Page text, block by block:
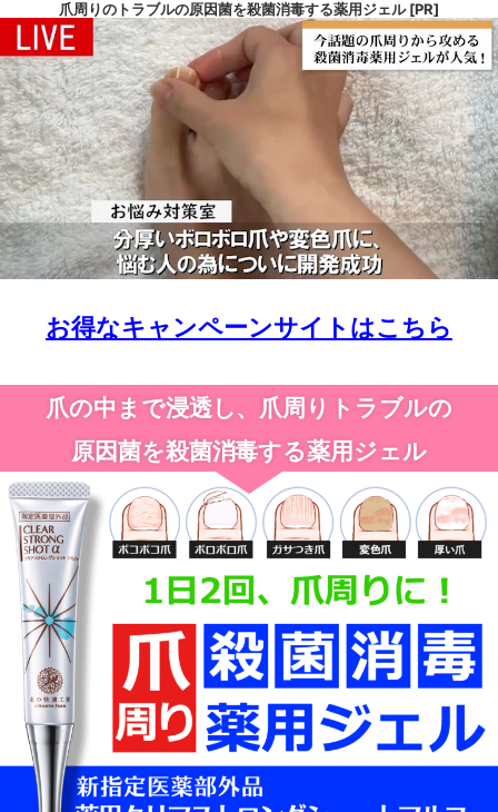
爪周りのトラブルの原因菌を殺菌消毒する薬用ジェル [PR]
お得なキャンペーンサイトはこちら
爪の中まで浸透し、爪周りトラブルの
原因菌を殺菌消毒する薬用ジェル